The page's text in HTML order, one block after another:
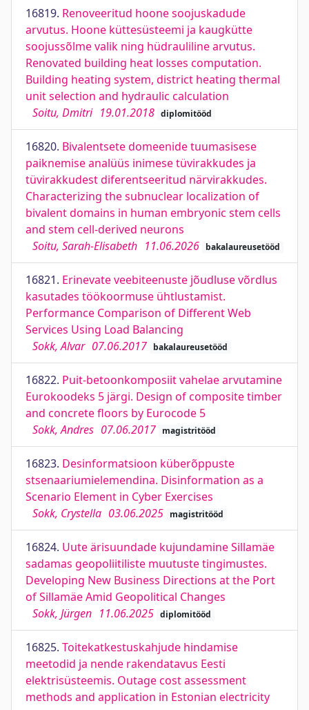
16819. Renoveeritud hoone soojuskadude
arvutus. Hoone küttesüsteemi ja kaugkütte
soojussõlme valik ning hüdrauliline arvutus.
Renovated building heat losses computation.
Building heating system, district heating thermal
unit selection and hydraulic calculation
Soitu, Dmitri 19.01.2018 diplomitööd
16820. Bivalentsete domeenide tuumasisese
paiknemise analüüs inimese tüvirakkudes ja
tüvirakkudest diferentseeritud närvirakkudes.
Characterizing the subnuclear localization of
bivalent domains in human embryonic stem cells
and stem cell-derived neurons
Soitu, Sarah-Elisabeth 11.06.2026 bakalaureusetööd
16821. Erinevate veebiteenuste jõudluse võrdlus
kasutades töökoormuse ühtlustamist.
Performance Comparison of Different Web
Services Using Load Balancing
Sokk, Alvar 07.06.2017 bakalaureusetööd
16822. Puit-betoonkomposiit vahelae arvutamine
Eurokoodeks 5 järgi. Design of composite timber
and concrete floors by Eurocode 5
Sokk, Andres 07.06.2017 magistritööd
16823. Desinformatsioon küberõppuste
stsenaariumielemendina. Disinformation as a
Scenario Element in Cyber Exercises
Sokk, Crystella 03.06.2025 magistritööd
16824. Uute ärisuundade kujundamine Sillamäe
sadamas geopoliitiliste muutuste tingimustes.
Developing New Business Directions at the Port
of Sillamäe Amid Geopolitical Changes
Sokk, Jürgen 11.06.2025 diplomitööd
16825. Toitekatkestuskahjude hindamise
meetodid ja nende rakendatavus Eesti
elektrisüsteemis. Outage cost assessment
methods and application in Estonian electricity